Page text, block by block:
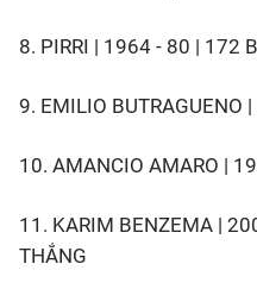
8. PIRRI | 1964 - 80 | 172
9. EMILIO BUTRAGUENO
10. AMANCIO AMARO |
11. KARIM BENZEMA |
THẮNG